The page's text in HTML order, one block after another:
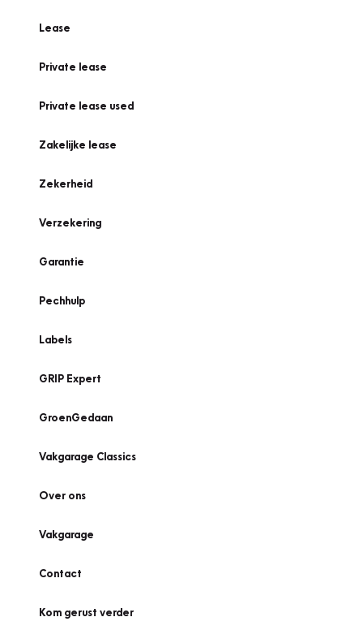
Lease
Private lease
Private lease used
Zakelijke lease
Zekerheid
Verzekering
Garantie
Pechhulp
Labels
GRIP Expert
GroenGedaan
Vakgarage Classics
Over ons
Vakgarage
Contact
Kom gerust verder